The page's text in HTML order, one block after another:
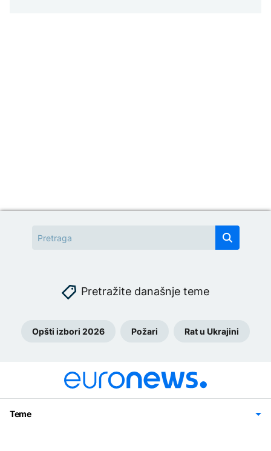
Pretražite današnje teme
Opšti izbori 2026 Požari Rat u Ukrajini
Teme